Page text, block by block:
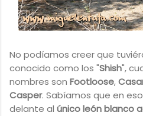
No podíamos creer que
conocido como los "Shish",
nombres son Footloose,
Casper. Sabíamos que en
delante al único león blanco